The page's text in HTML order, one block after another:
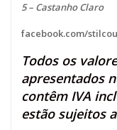
5 – Castanho Claro
facebook.com/
Todos os
apresentados
contêm IVA
estão sujeitos